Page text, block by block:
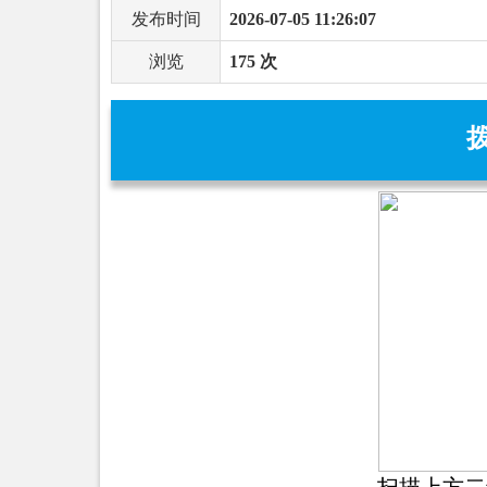
发布时间 2026-07-05 11:26:07
浏览 175 次